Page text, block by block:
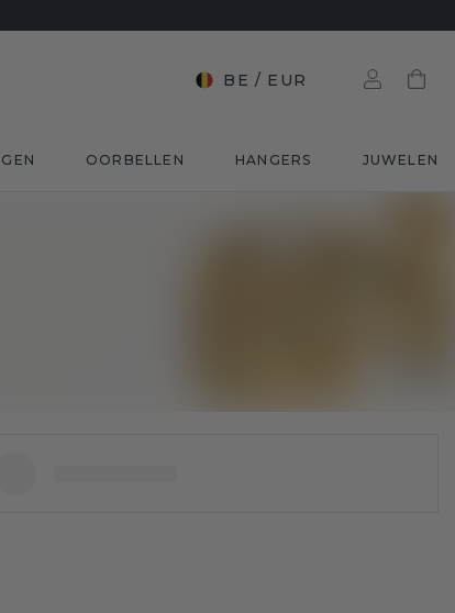
BE / EUR
OORBELLEN HANGERS JUWELEN